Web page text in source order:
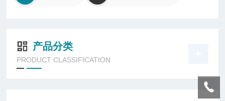
产品分类
PRODUCT CLASSIFICATION